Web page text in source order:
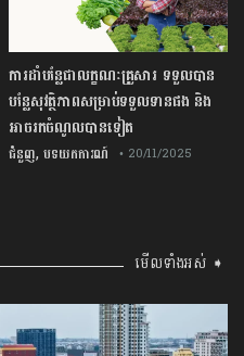
ការដាំបន្លែជាលក្ខណៈគ្រួសារ ទទួលបាន
បន្លែសុវត្ថិភាពសម្រាប់ទទួលទានផង និង
អាចរកចំណូលបានទៀត
ជំនួញ,បទយកការណ៍ • 20/11/2025
មើលទាំងអស់ ➧